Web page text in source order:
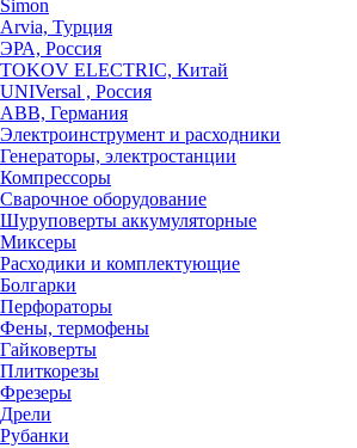
Simon
Arvia, Турция
ЭРА, Россия
TOKOV ELECTRIC, Китай
UNIVersal , Россия
ABB, Германия
Электроинструмент и расходники
Генераторы, электростанции
Компрессоры
Сварочное оборудование
Шуруповерты аккумуляторные
Миксеры
Расходики и комплектующие
Болгарки
Перфораторы
Фены, термофены
Гайковерты
Плиткорезы
Фрезеры
Дрели
Рубанки